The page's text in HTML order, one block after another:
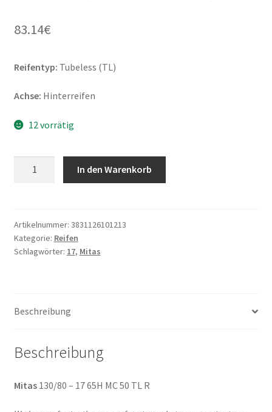
83.14€
Reifentyp: Tubeless (TL)
Achse: Hinterreifen
12 vorrätig
-
17
65H
In den Warenkorb
Artikelnummer: 3831126101213
Kategorie: Reifen
Schlagwörter: 17, Mitas
Beschreibung
Beschreibung
Mitas130/80 – 17 65H MC 50 TL R